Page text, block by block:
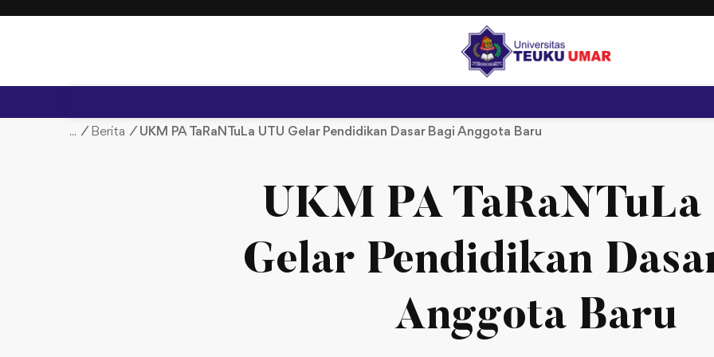
t
/ Berita / UKM PA TaRaNTuLa UTU Gelar Pendidikan Dasar Bagi Anggota Baru
UKM PA TaRaNTuLa
Gelar Pendidikan
Anggota Baru